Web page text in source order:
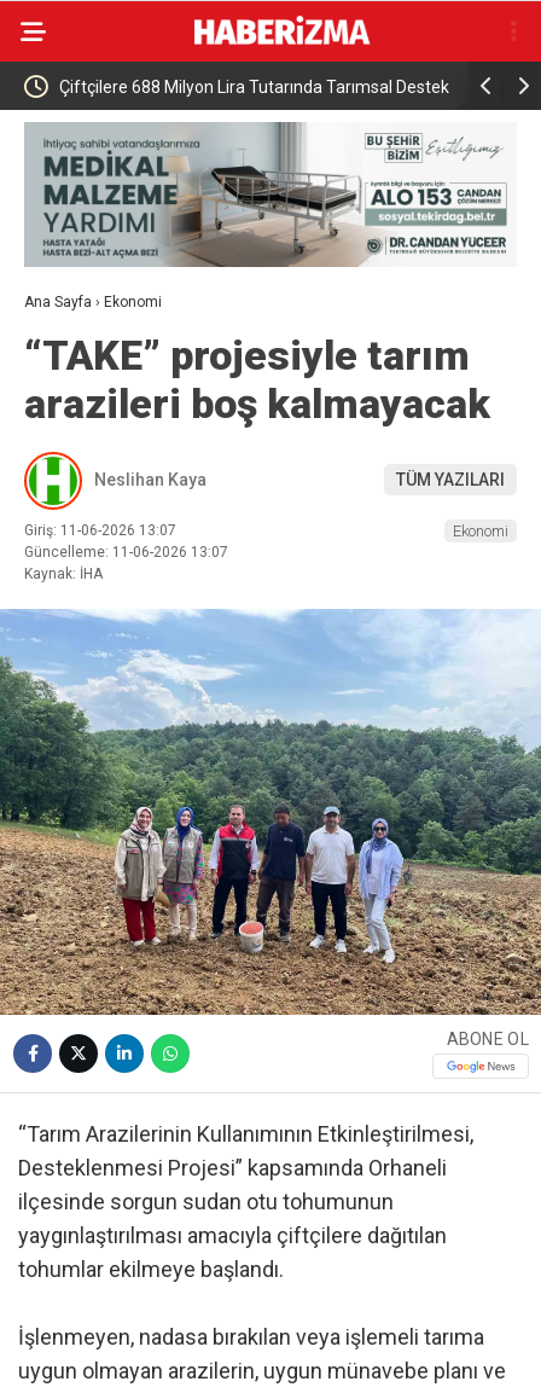
Milyon Lira Tutarında Tarımsal Destek DMM: “Mekke Ortak
NATO’nun 5. maddesiyle
gerçek dışı”
Ana Sayfa › Ekonomi
“TAKE” projesiyle tarım
arazileri boş kalmayacak
Neslihan Kaya TÜM YAZILARI
Giriş: 11-06-2026 13:07
Güncelleme: 11-06-2026 13:07
Kaynak: İHA
Ekonomi
ABONE OL
“Tarım Arazilerinin Kullanımının Etkinleştirilmesi,
Desteklenmesi Projesi” kapsamında Orhaneli
ilçesinde sorgun sudan otu tohumunun
yaygınlaştırılması amacıyla çiftçilere dağıtılan
tohumlar ekilmeye başlandı.
İşlenmeyen, nadasa bırakılan veya işlemeli tarıma
uygun olmayan arazilerin, uygun münavebe planı ve